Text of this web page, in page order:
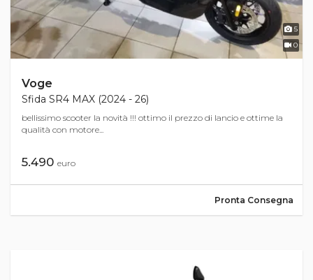
5
0
Voge
Sfida SR4 MAX (2024 - 26)
bellissimo scooter la novità !!! ottimo il prezzo di lancio e ottime la
qualità con motore...
5.490 euro
Pronta Consegna